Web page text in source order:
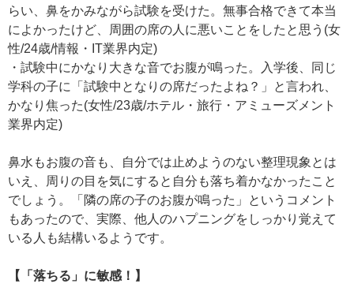
らい、鼻をかみながら試験を受けた。無事合格できて本当
によかったけど、周囲の席の人に悪いことをしたと思う(女
性/24歳/情報・IT業界内定)
・試験中にかなり大きな音でお腹が鳴った。入学後、同じ
学科の子に「試験中となりの席だったよね？」と言われ、
かなり焦った(女性/23歳/ホテル・旅行・アミューズメント
業界内定)
鼻水もお腹の音も、自分では止めようのない整理現象とは
いえ、周りの目を気にすると自分も落ち着かなかったこと
でしょう。「隣の席の子のお腹が鳴った」というコメント
もあったので、実際、他人のハプニングをしっかり覚えて
いる人も結構いるようです。
【「落ちる」に敏感！】